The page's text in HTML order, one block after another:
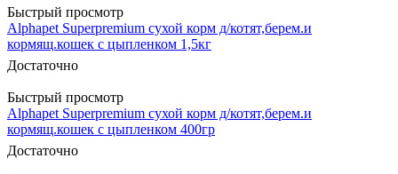
Быстрый просмотр
Alphapet Superpremium сухой корм д/котят,берем.и
кормящ.кошек с цыпленком 1,5кг
Достаточно
Быстрый просмотр
Alphapet Superpremium сухой корм д/котят,берем.и
кормящ.кошек с цыпленком 400гр
Достаточно